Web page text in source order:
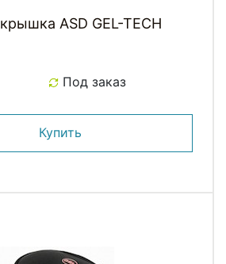
GEL-TECH
Под заказ
Купить